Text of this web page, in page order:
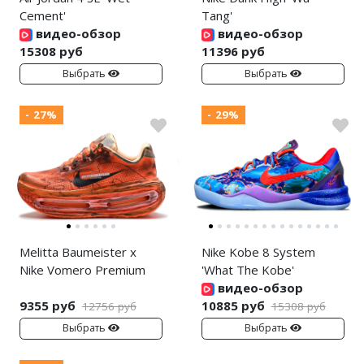
Cement'
видео-обзор
15308 руб
Выбрать
Tang'
видео-обзор
11396 руб
Выбрать
- 27%
Melitta Baumeister x
Nike Vomero Premium
9355 руб 12756 руб
Выбрать
- 29%
Nike Kobe 8 System
'What The Kobe'
видео-обзор
10885 руб 15308 руб
Выбрать